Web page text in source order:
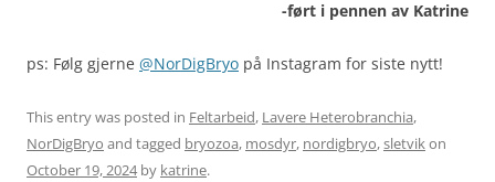
-ført i pennen av Katrine
ps: Følg gjerne @NorDigBryo på Instagram for siste nytt!
This entry was posted in Feltarbeid, Lavere Heterobranchia,
NorDigBryo and tagged bryozoa, mosdyr, nordigbryo,sletvikon
October 19, 2024by katrine.